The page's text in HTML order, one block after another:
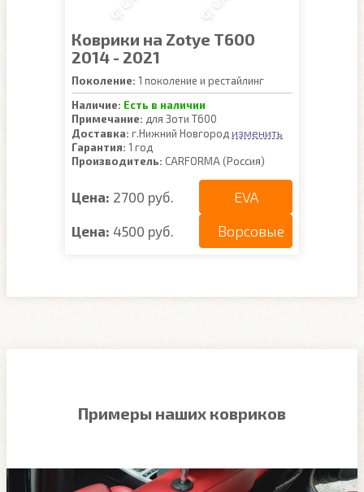
Коврики на Zotye T600
2014 - 2021
Поколение: 1 поколение и рестайлинг
Наличие: Есть в наличии
Примечание: для Зоти Т600
Доставка: г.Нижний Новгород изменить
Гарантия: 1 год
Производитель: CARFORMA (Россия)
Цена: 2700 руб. EVA
Цена: 4500 руб. Ворсовые
Примеры наших ковриков